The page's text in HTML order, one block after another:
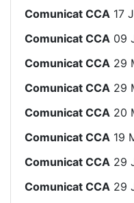
Comunicat CCA 17
Comunicat CCA 09
Comunicat CCA 29
Comunicat CCA 29
Comunicat CCA 20
Comunicat CCA 19
Comunicat CCA 29
Comunicat CCA 29